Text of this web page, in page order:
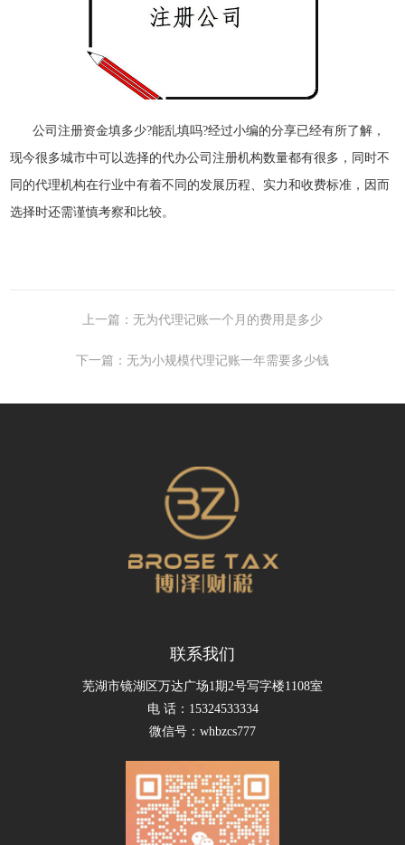
公司注册资金填多少?能乱填吗?经过小编的分享已经有所了解，
现今很多城市中可以选择的代办公司注册机构数量都有很多，同时不
同的代理机构在行业中有着不同的发展历程、实力和收费标准，因而
选择时还需谨慎考察和比较。
上一篇：无为代理记账一个月的费用是多少
下一篇：无为小规模代理记账一年需要多少钱
联系我们
芜湖市镜湖区万达广场1期2号写字楼1108室
电 话：15324533334
微信号：whbzcs777